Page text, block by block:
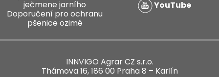
ječmene jarního
Doporučení pro ochranu
pšenice ozimé
YouTube
INNVIGO Agrar CZ s.r.o.
Thámova 16, 186 00 Praha 8 – Karlín